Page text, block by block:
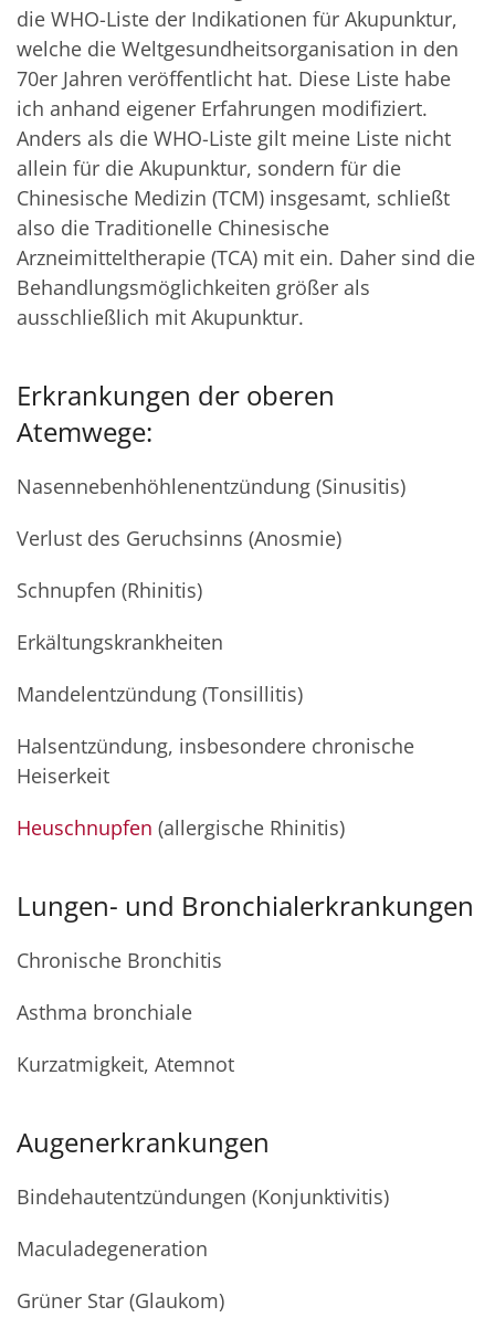
die WHO-Liste der Indikationen für Akupunktur,
welche die Weltgesundheitsorganisation in den
70er Jahren veröffentlicht hat. Diese Liste habe
ich anhand eigener Erfahrungen modifiziert.
Anders als die WHO-Liste gilt meine Liste nicht
allein für die Akupunktur, sondern für die
Chinesische Medizin (TCM) insgesamt, schließt
also die Traditionelle Chinesische
Arzneimitteltherapie (TCA) mit ein. Daher sind die
Behandlungsmöglichkeiten größer als
ausschließlich mit Akupunktur.
Erkrankungen der oberen
Atemwege:
Nasennebenhöhlenentzündung (Sinusitis)
Verlust des Geruchsinns (Anosmie)
Schnupfen (Rhinitis)
Erkältungskrankheiten
Mandelentzündung (Tonsillitis)
Halsentzündung, insbesondere chronische
Heiserkeit
Heuschnupfen (allergische Rhinitis)
Lungen- und Bronchialerkrankungen
Chronische Bronchitis
Asthma bronchiale
Kurzatmigkeit, Atemnot
Augenerkrankungen
Bindehautentzündungen (Konjunktivitis)
Maculadegeneration
Grüner Star (Glaukom)